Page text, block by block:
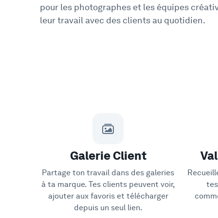
pour les photographes et les équipes
leur travail avec des clients au quotidien.
Galerie Client
Partage ton travail dans des galeries
à ta marque. Tes clients peuvent voir,
ajouter aux favoris et télécharger
depuis un seul lien.